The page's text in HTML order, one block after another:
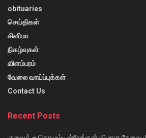
obituaries
செய்திகள்
சினிமா
நிகழ்வுகள்
விளம்பரம்
வேலை வாய்ப்புக்கள்
Contact Us
Recent Posts